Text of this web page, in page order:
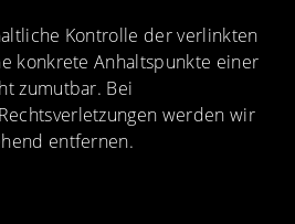
Kontrolle der verlinkten
konkrete Anhaltspunkte einer
zumutbar. Bei
werden wir
entfernen.